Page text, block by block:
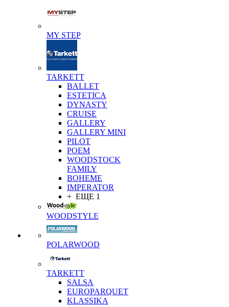
MY STEP
TARKETT
BALLET
ESTETICA
DYNASTY
CRUISE
GALLERY
GALLERY MINI
PILOT
POEM
WOODSTOCK
FAMILY
BOHEME
IMPERATOR
+ ЕЩЕ 1
WOODSTYLE
POLARWOOD
TARKETT
SALSA
EUROPARQUET
KLASSIKA